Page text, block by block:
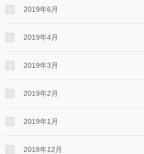
2019年6月
2019年4月
2019年3月
2019年2月
2019年1月
2018年12月